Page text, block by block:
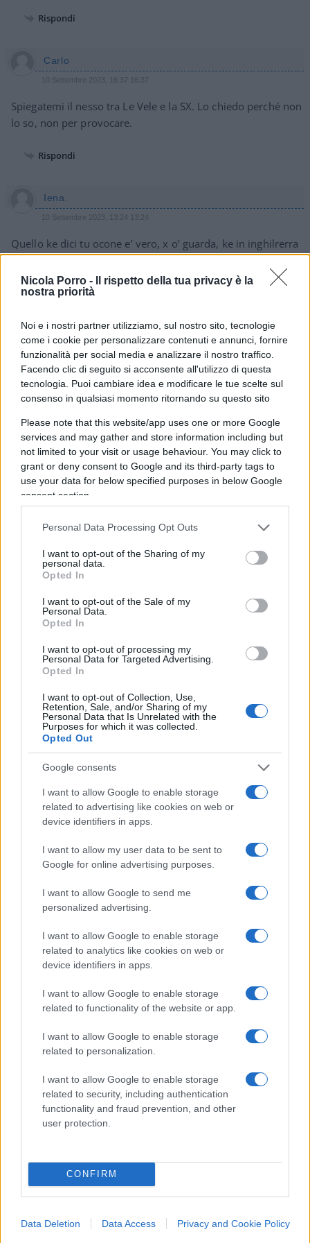
Nicola Porro -
Il rispetto della tua privacy è la
nostra priorità
Noi e i nostri partner utilizziamo, sul nostro sito, tecnologie
come i cookie per personalizzare contenuti e annunci, fornire
funzionalità per social media e analizzare il nostro traffico.
Facendo clic di seguito si acconsente all'utilizzo di questa
tecnologia. Puoi cambiare idea e modificare le tue scelte sul
consenso in qualsiasi momento ritornando su questo sito
Please note that this website/app uses one or more Google
services and may gather and store information including but
not limited to your visit or usage behaviour. You may click to
grant or deny consent to Google and its third-party tags to
use your data for below specified purposes in below Google
consent section.
Personal Data Processing Opt Outs
I want to opt-out of the Sharing of my
personal data.
Opted In
I want to opt-out of the Sale of my
Personal Data.
Opted In
I want to opt-out of processing my
Personal Data for Targeted Advertising.
Opted In
I want to opt-out of Collection, Use,
Retention, Sale, and/or Sharing of my
Personal Data that Is Unrelated with the
Purposes for which it was collected.
Opted Out
Google consents
I want to allow Google to enable storage
related to advertising like cookies on web or
device identifiers in apps.
I want to allow my user data to be sent to
Google for online advertising purposes.
I want to allow Google to send me
personalized advertising.
I want to allow Google to enable storage
related to analytics like cookies on web or
device identifiers in apps.
I want to allow Google to enable storage
related to functionality of the website or app.
I want to allow Google to enable storage
related to personalization.
I want to allow Google to enable storage
related to security, including authentication
functionality and fraud prevention, and other
user protection.
CONFIRM
Data Deletion Data Access Privacy and Cookie Policy
Rispondi
Carlo
10 Settembre 2023, 16:37 16:37
Spiegatemi il nesso tra Le Vele e la SX. Lo chiedo perché non
lo so, non per provocare.
Rispondi
Iena.
10 Settembre 2023, 13:24 13:24
Quello ke dici tu ocone e’ vero, x o’ guarda, ke in inghilrerra
Rispondi
Giancarlo Alessandrini
10 Settembre 2023, 12:18 12:18
Hai ragione Ocone, sempre lucido e capace di cogliere il
senso della realtà. L’immagine di un Giornalista veri, come
Rispondi
10 Settembre 2023, 11:52 11:52
I giornalisti sono gli strumenti della propaganda
La propaganda è tentare di ingannare il Popolo
Meloni & Co sono soltanto capaci di roboanti discorsi ma nei
dicono di voler combattere ma agiscono facendo in modo
che trionfi
Rispondi VIsualizza le risposte
Aiace
10 Settembre 2023, 10:53 10:53
Di grazia e dove starebbe la novità del decreto Caivano? O
forse questo è un articulo interruptus?
Rispondi
Carica altri commenti
IL PIÙ LETTO DEL MESE